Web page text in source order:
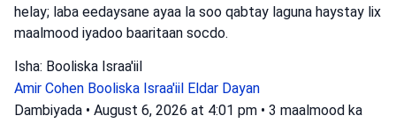
helay; laba eedaysane ayaa la soo qabtay laguna haystay lix
maalmood iyadoo baaritaan socdo.
Isha: Booliska Israa'iil
Amir Cohen Booliska Israa'iil Eldar Dayan
Dambiyada • August 6, 2026 at 4:01 pm • 3 maalmood ka